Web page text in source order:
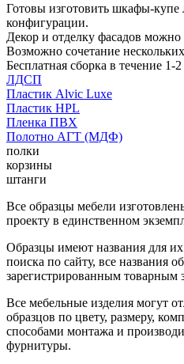
Готовы изготовить шкафы-купе
конфигурации.
Декор и отделку фасадов
Возможно сочетание
Бесплатная сборка в течение 1-
ЛДСП
Пластик Alvic Luxe
Пластик HPL
Пленка ПВХ
Полотно АГТ (МДФ)
полки
корзины
штанги
Все образцы мебели
проекту в единственном
Образцы имеют названия для
поиска по сайту, все названия
зарегистрированным товарным
Все мебельные изделия могут
образцов по цвету, размеру,
способами монтажа и
фурнитуры.